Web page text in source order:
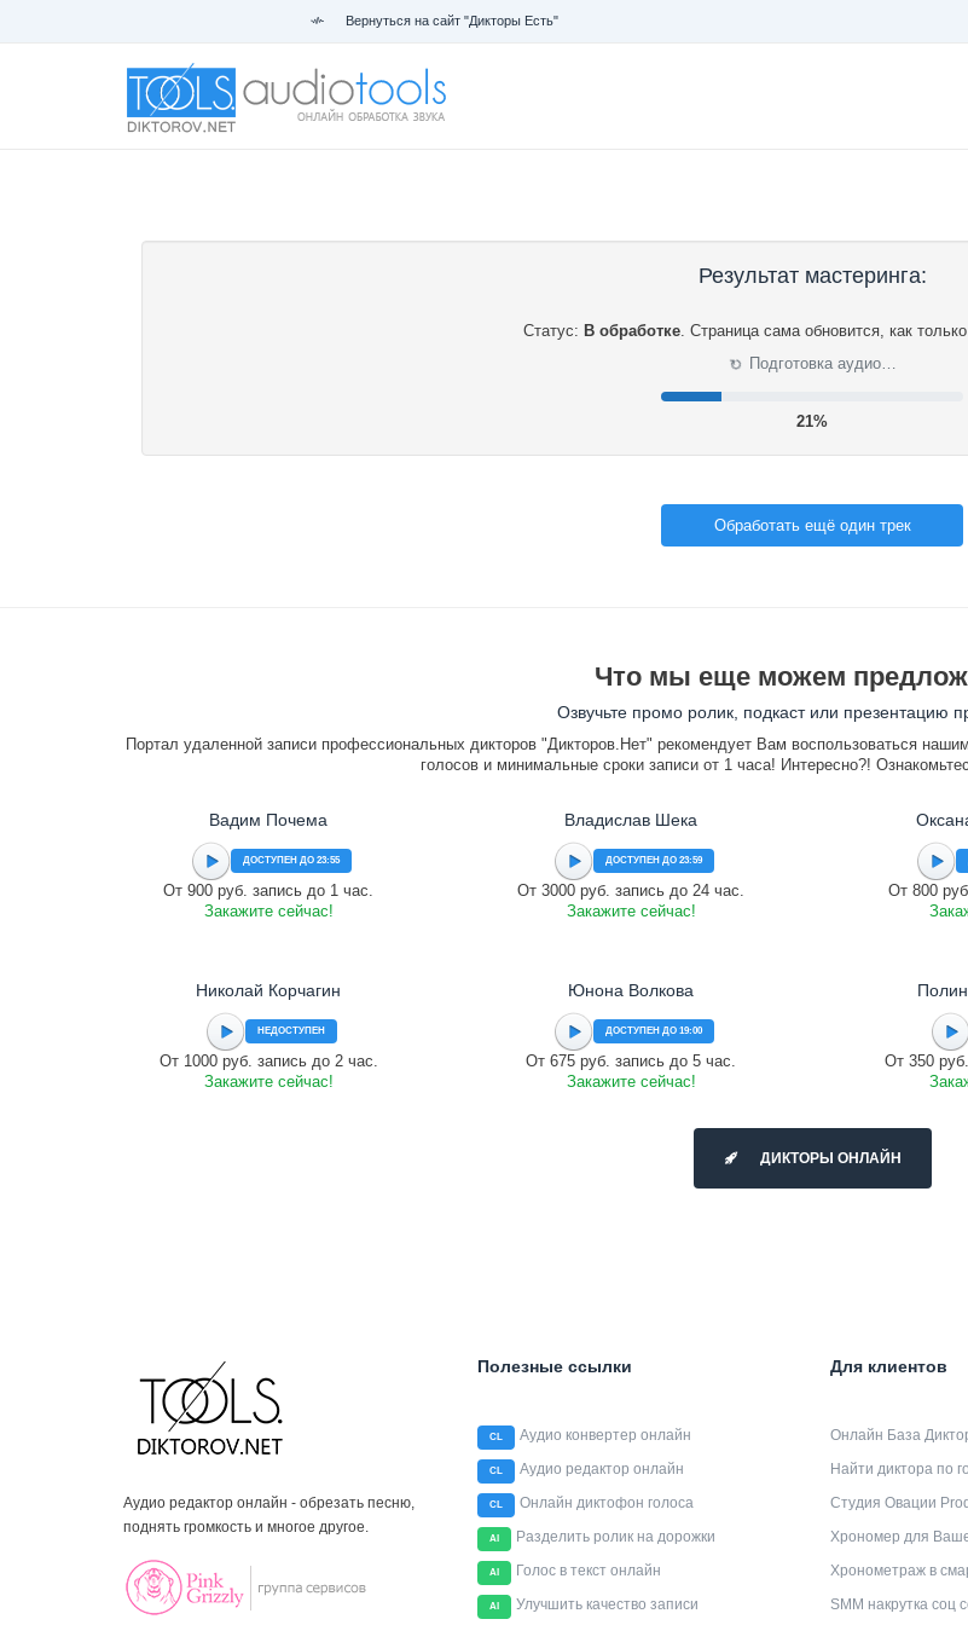
Вернуться на сайт "Дикторы Есть"
Результат мастеринга:
Статус: В обработке. Страница сама обновится, как
⟳ Подготовка аудио…
21%
Обработать ещё один трек
Что мы еще можем
Озвучьте промо ролик, подкаст или презентацию
Портал удаленной записи профессиональных дикторов "Дикторов.Нет" рекомендует Вам воспользоваться
голосов и минимальные сроки записи от 1 часа! Интересно?!
Вадим Почема
ДОСТУПЕН ДО 23:55
От 900 руб. запись до 1 час.
Закажите сейчас!
Владислав Шека
ДОСТУПЕН ДО 23:59
От 3000 руб. запись до 24 час.
Закажите сейчас!
От 800
Николай Корчагин
НЕДОСТУПЕН
От 1000 руб. запись до 2 час.
Закажите сейчас!
Юнона Волкова
ДОСТУПЕН ДО 19:00
От 675 руб. запись до 5 час.
Закажите сейчас!
От 350
ДИКТОРЫ ОНЛАЙН
Аудио редактор онлайн - обрезать песню,
поднять громкость и многое другое.
Полезные ссылки
CL Аудио конвертер онлайн
CL Аудио редактор онлайн
CL Онлайн диктофон голоса
AI Разделить ролик на дорожки
AI Голос в текст онлайн
AI Улучшить качество записи
Для клиентов
Онлайн База
Найти диктора по
Студия Овации
Хрономер для
Хронометраж в
SMM накрутка соц